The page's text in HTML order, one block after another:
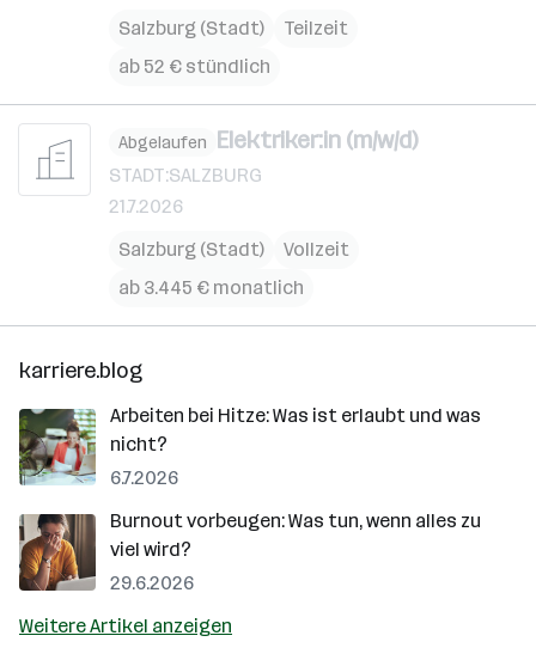
Salzburg (Stadt)
Teilzeit
ab 52 € stündlich
Abgelaufen Elektriker:in (m/w/d)
STADT:SALZBURG
21.7.2026
Salzburg (Stadt)
Vollzeit
ab 3.445 € monatlich
karriere.blog
Arbeiten bei Hitze: Was ist erlaubt und was
nicht?
6.7.2026
Burnout vorbeugen: Was tun, wenn alles zu
viel wird?
29.6.2026
Weitere Artikel anzeigen